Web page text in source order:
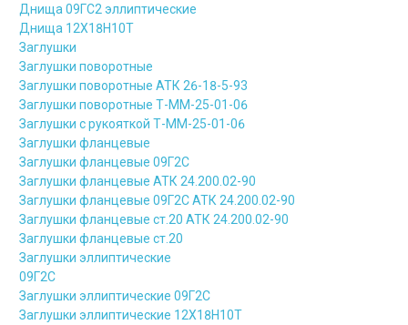
Днища 09ГС2 эллиптические
Днища 12Х18Н10Т
Заглушки
Заглушки поворотные
Заглушки поворотные АТК 26-18-5-93
Заглушки поворотные Т-ММ-25-01-06
Заглушки с рукояткой Т-ММ-25-01-06
Заглушки фланцевые
Заглушки фланцевые 09Г2С
Заглушки фланцевые АТК 24.200.02-90
Заглушки фланцевые 09Г2С АТК 24.200.02-90
Заглушки фланцевые ст.20 АТК 24.200.02-90
Заглушки фланцевые ст.20
Заглушки эллиптические
09Г2С
Заглушки эллиптические 09Г2С
Заглушки эллиптические 12Х18Н10Т